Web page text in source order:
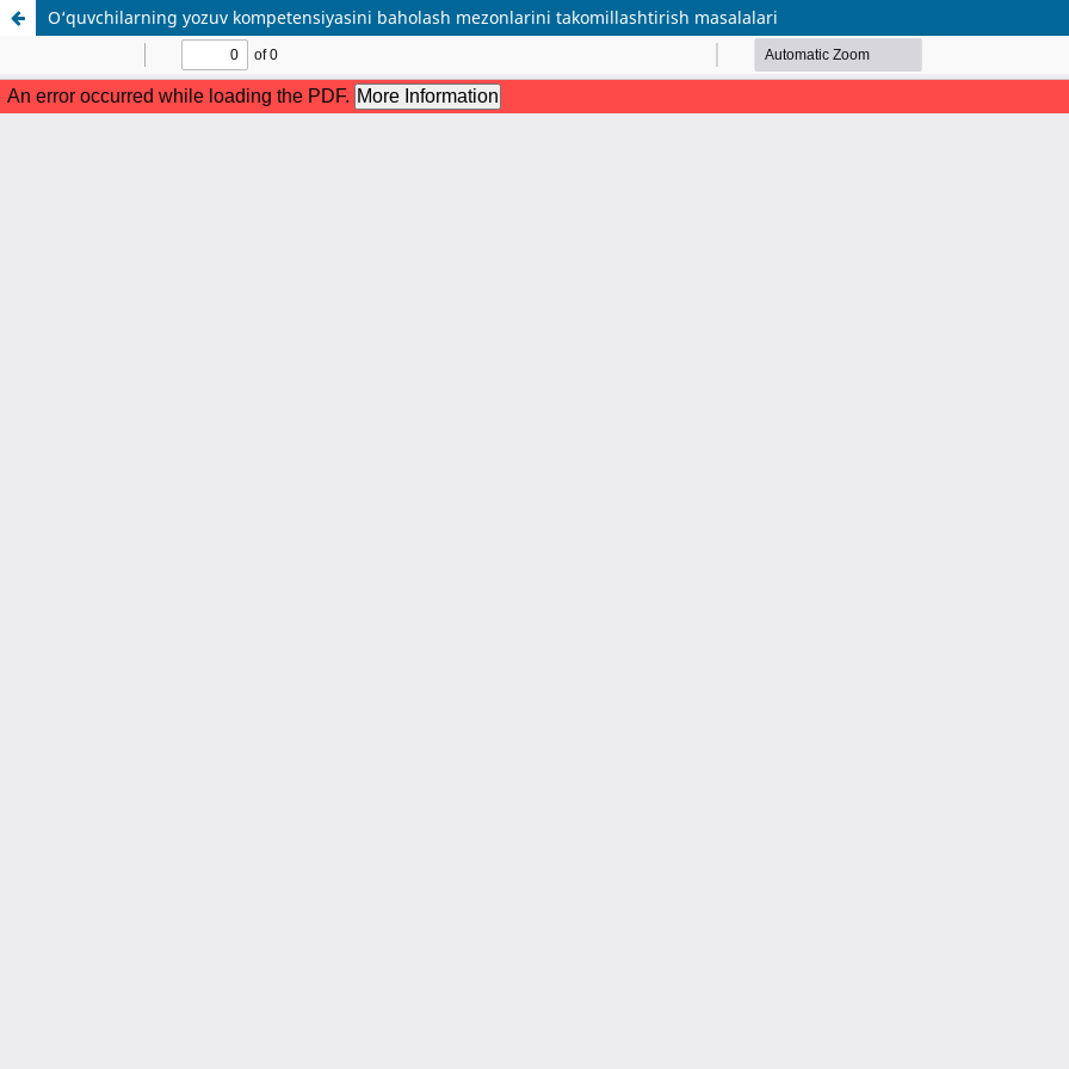
O‘quvchilarning yozuv kompetensiyasini baholash mezonlarini takomillashtirish masalalari